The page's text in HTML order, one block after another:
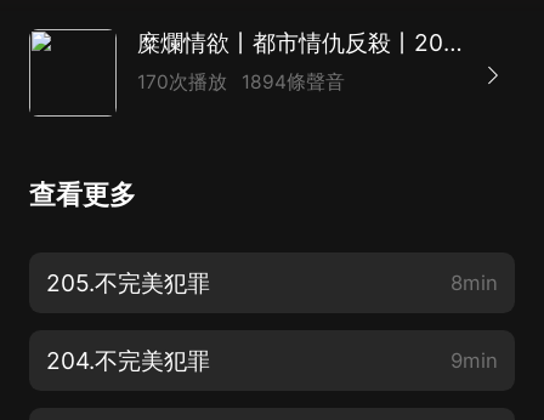
糜爛情欲丨都市情仇反殺丨2023年最期待情感案
170次播放 1894條聲音
查看更多
205.不完美犯罪 8min
204.不完美犯罪 9min